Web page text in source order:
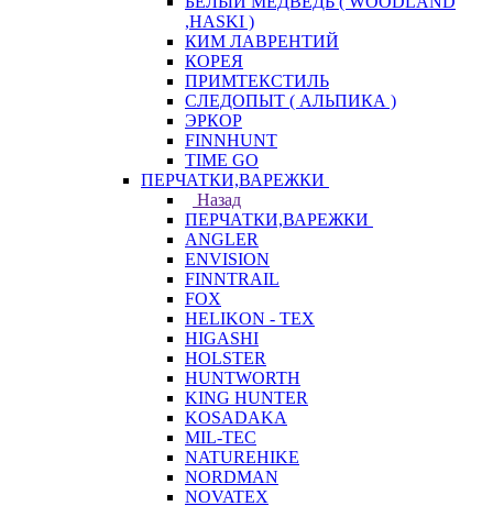
,HASKI )
КИМ ЛАВРЕНТИЙ
КОРЕЯ
ПРИМТЕКСТИЛЬ
СЛЕДОПЫТ ( АЛЬПИКА )
ЭРКОР
FINNHUNT
TIME GO
ПЕРЧАТКИ,ВАРЕЖКИ
Назад
ПЕРЧАТКИ,ВАРЕЖКИ
ANGLER
ENVISION
FINNTRAIL
FOX
HELIKON - TEX
HIGASHI
HOLSTER
HUNTWORTH
KING HUNTER
KOSADAKA
MIL-TEC
NATUREHIKE
NORDMAN
NOVATEX